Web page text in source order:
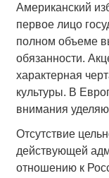
Американский
первое лицо
полном объеме
обязанности.
характерная
культуры. В
внимания
Отсутствие
действующей
отношению к